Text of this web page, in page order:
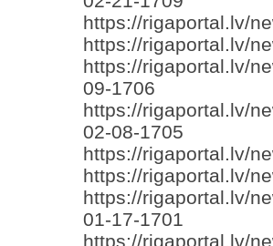
https://rigaportal.lv/
https://rigaportal.lv/
https://rigaportal.lv/
09-1706
https://rigaportal.lv/
02-08-1705
https://rigaportal.lv/
https://rigaportal.lv/
https://rigaportal.lv/
01-17-1701
https://rigaportal.lv/